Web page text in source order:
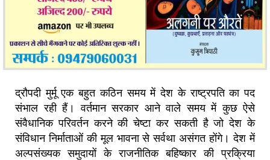
द्रौपदी मुर्मू एक बहुत कठिन समय में देश के राष्ट्रपति का पद
संभाल रही हैं। वर्तमान सरकार आने वाले समय में कुछ ऐसे
संवैधानिक परिवर्तन करने की चेष्टा कर सकती है जो देश के
संविधान निर्माताओं की मूल भावना से सर्वथा असंगत होंगे। देश में
अल्पसंख्यक समुदायों के राजनीतिक बहिष्कार की प्रक्रिया